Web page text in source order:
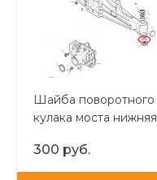
Шайба поворотного
кулака моста нижняя
300 руб.